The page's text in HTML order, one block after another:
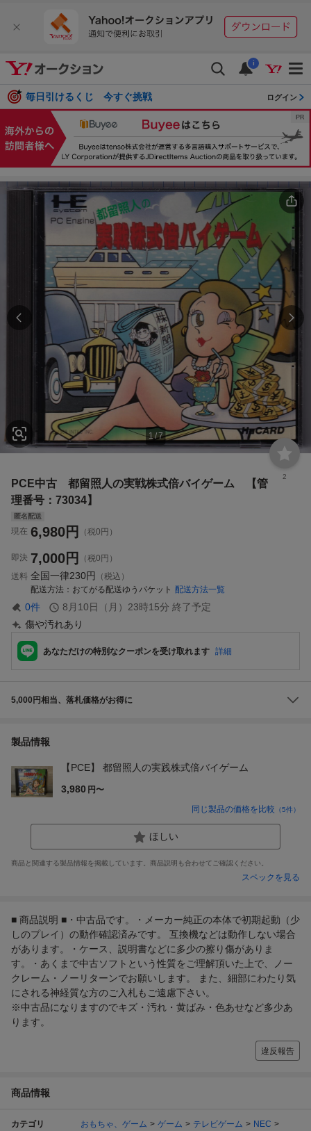
i
毎日引けるくじ 今すぐ挑戦 ログイン
1/7
2
PCE中古 都留照人の実戦株式倍バイゲーム 【管
理番号：73034】
匿名配送
現在 6,980円 （税0円）
即決 7,000円
（税0円）
送料 全国一律230円
（税込）
配送方法
おてがる配送ゆうパケット 配送方法一覧
0件 8月10日（月）23時15分 終了予定
傷や汚れあり
あなただけの特別なクーポンを受け取れます 詳細
5,000円相当、落札価格がお得に
製品情報
【PCE】 都留照人の実践株式倍バイゲーム
3,980 円〜
同じ製品の価格を比較 （5件）
ほしい
商品と関連する製品情報を掲載しています。商品説明も合わせてご確認ください。
スペックを見る
■ 商品説明 ■・中古品です。・メーカー純正の本体で初期起動（少
しのプレイ）の動作確認済みです。 互換機などは動作しない場合
があります。・ケース、説明書などに多少の擦り傷がありま
す。・あくまで中古ソフトという性質をご理解頂いた上で、ノー
クレーム・ノーリターンでお願いします。 また、細部にわたり気
にされる神経質な方のご入札もご遠慮下さい。
※中古品になりますのでキズ・汚れ・黄ばみ・色あせなど多少あ
ります。
違反報告
商品情報
カテゴリ おもちゃ、ゲーム ゲーム テレビゲーム
NEC